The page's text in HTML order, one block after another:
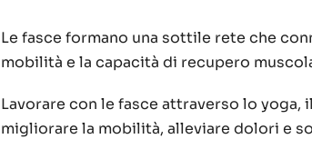
Le fasce formano una sottile rete che
mobilità e la capacità di recupero
Lavorare con le fasce attraverso lo
migliorare la mobilità, alleviare dolori e